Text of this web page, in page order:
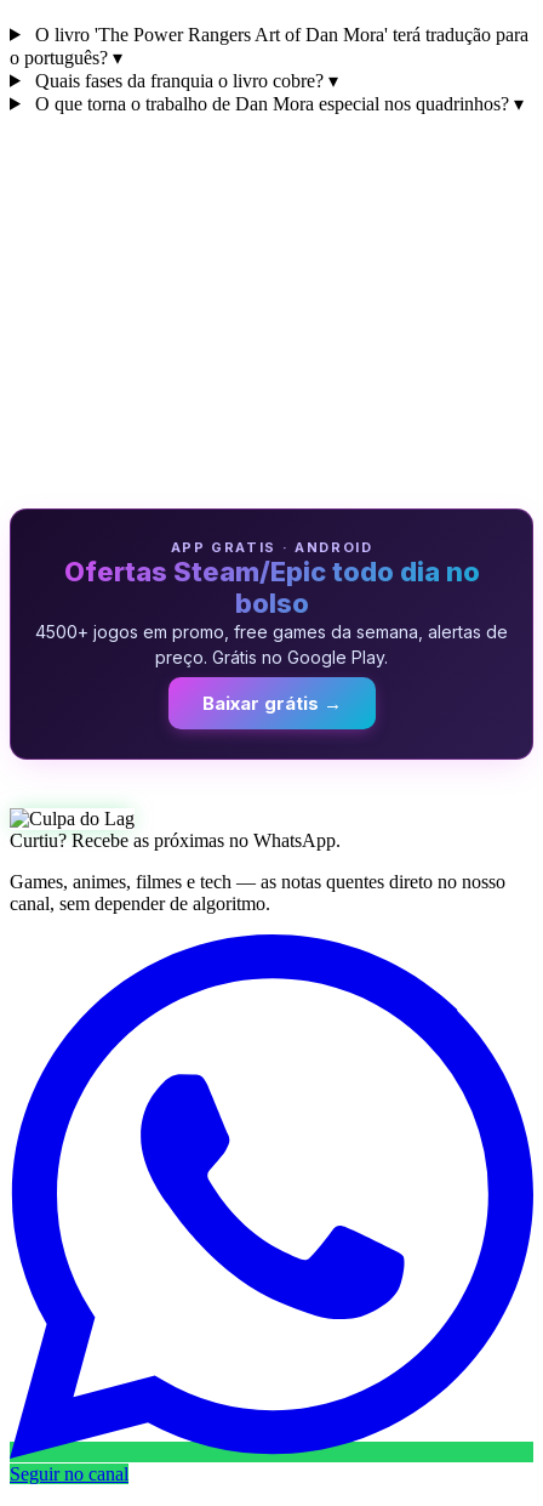
O livro 'The Power Rangers Art of Dan Mora' terá tradução para
o português? ▾
Quais fases da franquia o livro cobre? ▾
O que torna o trabalho de Dan Mora especial nos quadrinhos? ▾
APP GRATIS · ANDROID
Ofertas Steam/Epic todo dia no
bolso
4500+ jogos em promo, free games da semana, alertas de
preço. Grátis no Google Play.
Baixar grátis →
Curtiu? Recebe as próximas no WhatsApp.
Games, animes, filmes e tech — as notas quentes direto no nosso
canal, sem depender de algoritmo.
Seguir no canal